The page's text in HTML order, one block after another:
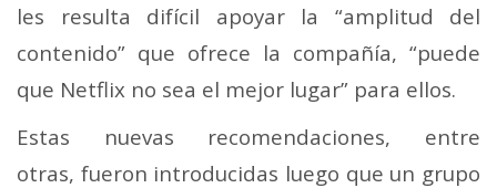
les resulta difícil apoyar la “amplitud del
contenido” que ofrece la compañía, “puede
que Netflix no sea el mejor lugar” para ellos.
Estas nuevas recomendaciones, entre
otras, fueron introducidas luego que un grupo